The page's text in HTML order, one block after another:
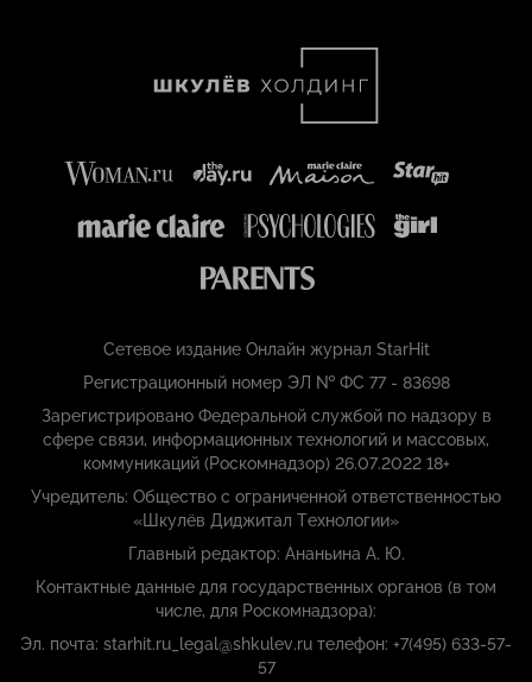
Сетевое издание Онлайн журнал StarHit
Регистрационный номер ЭЛ № ФС 77 - 83698
Зарегистрировано Федеральной службой по надзору в
сфере связи, информационных технологий и массовых,
коммуникаций (Роскомнадзор) 26.07.2022 18+
Учредитель: Общество с ограниченной ответственностью
«Шкулёв Диджитал Технологии»
Главный редактор: Ананьина А. Ю.
Контактные данные для государственных органов (в том
числе, для Роскомнадзора):
Эл. почта: starhit.ru_legal@shkulev.ru телефон: +7(495) 633-57-
57